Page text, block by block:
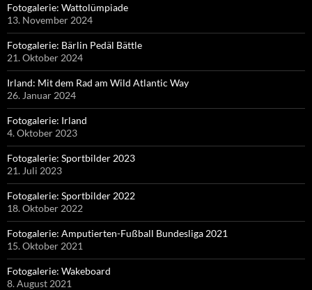
Fotogalerie: Wattolümpiade
13. November 2024
Fotogalerie: Bärlin Pedäl Bättle
21. Oktober 2024
Irland: Mit dem Rad am Wild Atlantic Way
26. Januar 2024
Fotogalerie: Irland
4. Oktober 2023
Fotogalerie: Sportbilder 2023
21. Juli 2023
Fotogalerie: Sportbilder 2022
18. Oktober 2022
Fotogalerie: Amputierten-Fußball Bundesliga 2021
15. Oktober 2021
Fotogalerie: Wakeboard
8. August 2021